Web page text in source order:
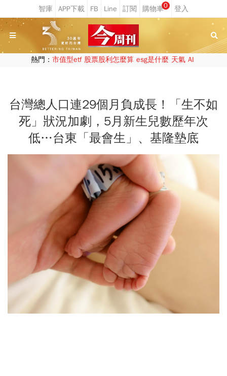
0
熱門： 市值型etf 股票股利怎麼算 esg是什麼 天氣 AI
台灣總人口連29個月負成長！「生不如
死」狀況加劇，5月新生兒數歷年次
低…台東「最會生」、基隆墊底